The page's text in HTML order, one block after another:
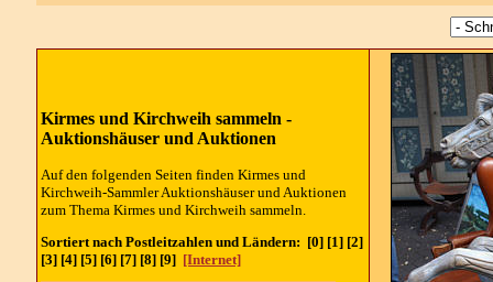
Kirmes und Kirchweih sammeln -
Auktionshäuser und Auktionen
Auf den folgenden Seiten finden Kirmes und
Kirchweih-Sammler Auktionshäuser und Auktionen
zum Thema Kirmes und Kirchweih sammeln.
Sortiert nach Postleitzahlen und Ländern: [0] [1] [2]
[3] [4] [5] [6] [7] [8] [9] [Internet]